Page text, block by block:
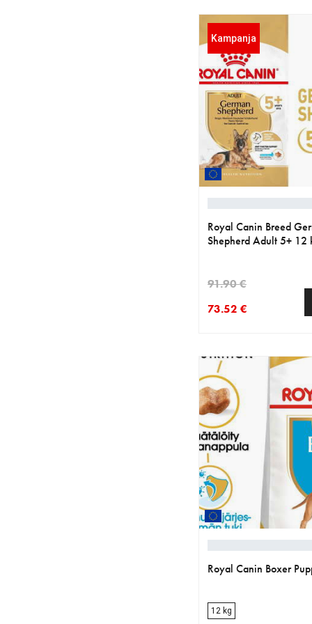
Kampanja
Royal Canin Breed
Shepherd Adult 5+ 12
73.52 €
91.90 €
Royal Canin Boxer
12 kg